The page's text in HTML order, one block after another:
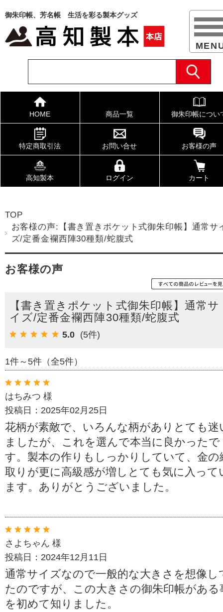
御朱印帳、芳名帳 生活を彩る製本グッズ
HOME 商品一覧 御朱印帳につい
特定商取引法 お問い合せ お客様の声
高知製本 ログイン カート
TOP
お客様の声:【書き置きポケット式御朱印帳】通常サ
ズ/定番金襴西陣30種類/蛇腹式
お客様の声
【書き置きポケット式御朱印帳】通常サ
イズ/定番金襴西陣30種類/蛇腹式
5.0 (5件)
1件～5件（全5件）
はちみつ 様
投稿日：2025年02月25日
花柄が素敵で、いろんな柄がありとても迷
ましたが、これを選んで本当に良かったで
す。製本の作りもしっかりしていて、金の
取りが更に高級感が増しとても気に入って
ます。ありがとうございました。
さよちゃん 様
投稿日：2024年12月11日
通常サイズなので一般的な大きさを想像し
たのですが、この大きさの御朱印帳がある
を初めて知りました。